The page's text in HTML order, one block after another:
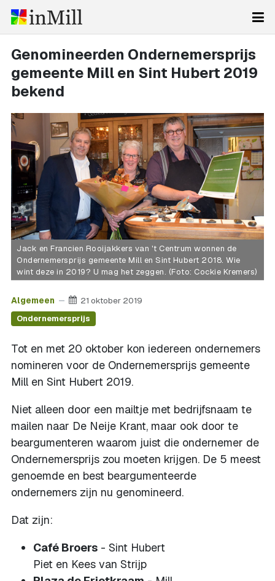
Genomineerden Ondernemersprijs
gemeente Mill en Sint Hubert 2019
bekend
Jack en Francien Rooijakkers van 't Centrum wonnen de
Ondernemersprijs gemeente Mill en Sint Hubert 2018. Wie
wint deze in 2019? U mag het zeggen. (Foto: Cockie Kremers)
Algemeen 21 oktober 2019
Ondernemersprijs
Tot en met 20 oktober kon iedereen ondernemers
nomineren voor de Ondernemersprijs gemeente
Mill en Sint Hubert 2019.
Niet alleen door een mailtje met bedrijfsnaam te
mailen naar De Neije Krant, maar ook door te
beargumenteren waarom juist die ondernemer de
Ondernemersprijs zou moeten krijgen. De 5 meest
genoemde en best beargumenteerde
ondernemers zijn nu genomineerd.
Dat zijn:
Café Broers - Sint Hubert
Piet en Kees van Strijp